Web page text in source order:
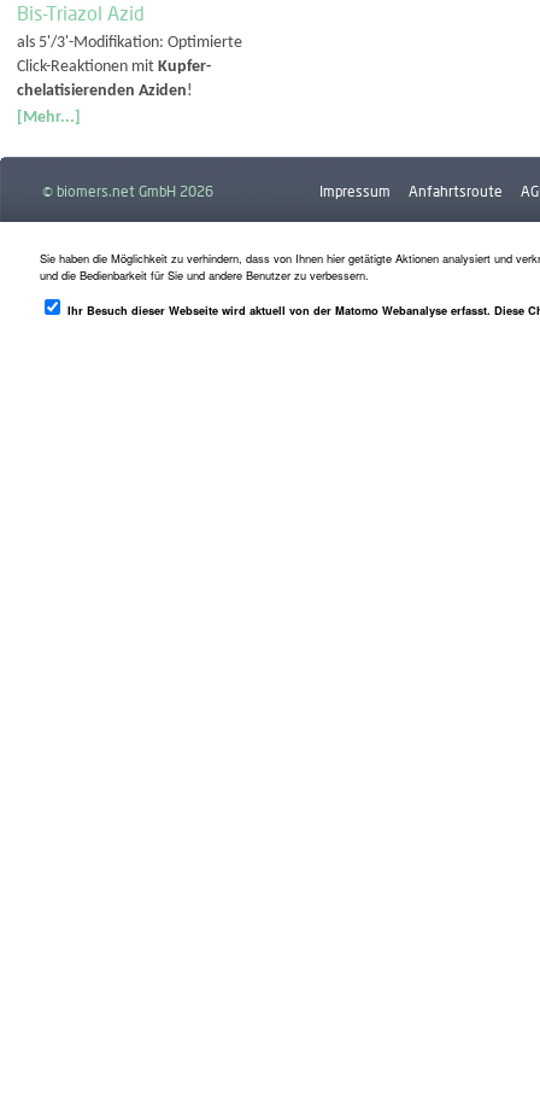
Bis-Triazol Azid
als 5'/3'-Modifikation: Optimierte
Click-Reaktionen mit Kupfer-
chelatisierenden Aziden!
[Mehr...]
© biomers.net GmbH 2026 Impressum Anfahrtsroute